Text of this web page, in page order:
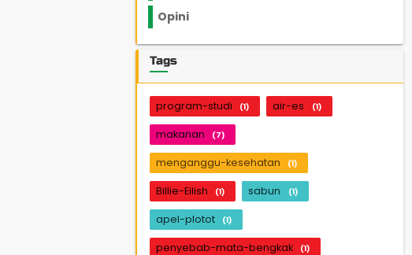
Opini
Tags
program-studi (1) air-es (1)
makanan (7)
menganggu-kesehatan (1)
Billie-Eilish (1) sabun (1)
apel-plotot (1)
penyebab-mata-bengkak (1)